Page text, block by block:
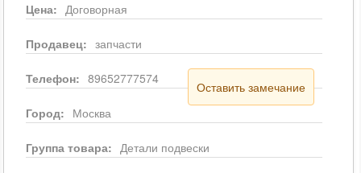
Цена: Договорная
Продавец: запчасти
Телефон: 89652777574
Оставить замечание
Город: Москва
Группа товара: Детали подвески